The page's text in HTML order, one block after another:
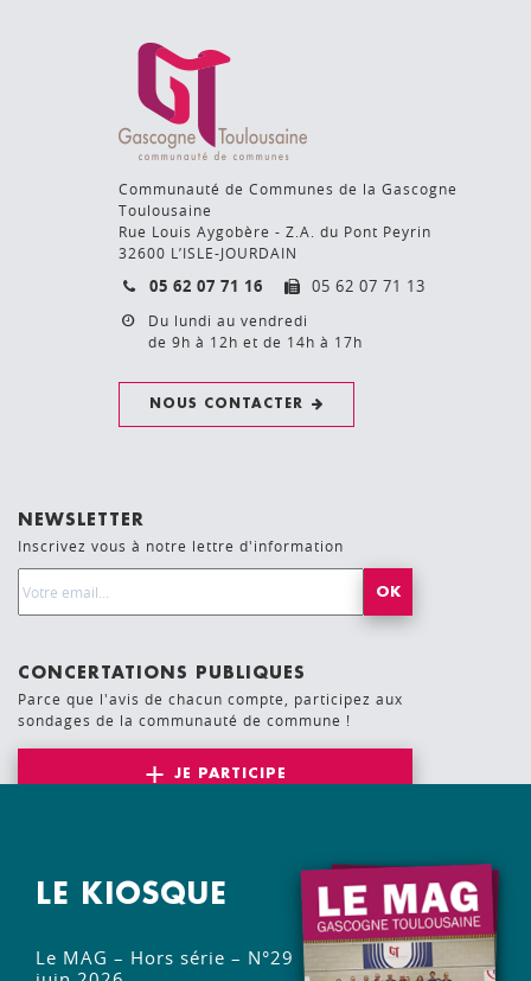
Communauté de Communes de la Gascogne
Toulousaine
Rue Louis Aygobère - Z.A. du Pont Peyrin
32600 L’ISLE-JOURDAIN
05 62 07 71 16 05 62 07 71 13
Du lundi au vendredi
de 9h à 12h et de 14h à 17h
NOUS CONTACTER
NEWSLETTER
Inscrivez vous à notre lettre d'information
CONCERTATIONS PUBLIQUES
Parce que l'avis de chacun compte, participez aux
sondages de la communauté de commune !
JE PARTICIPE
LE KIOSQUE
Le MAG – Hors série – N°29